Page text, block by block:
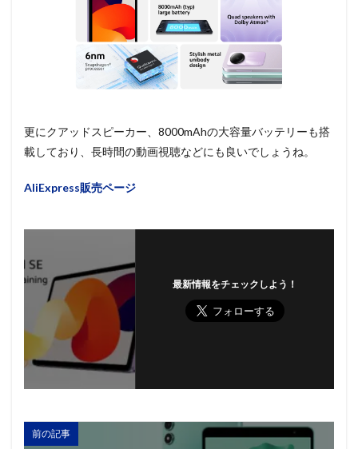
更にクアッドスピーカー、8000mAhの大容量バッテリーも搭
載しており、長時間の動画視聴などにも良いでしょうね。
AliExpress販売ページ
最新情報をチェックしよう！
前の記事